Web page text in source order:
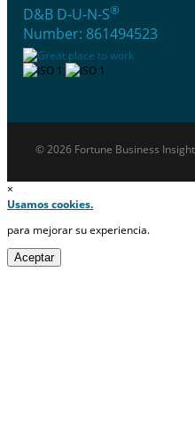
D&B D-U-N-S®
Number: 861494523
© 2026 Fortune Business
×
Usamos cookies.
para mejorar su experiencia.
Aceptar